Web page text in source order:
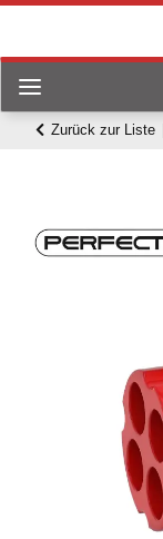
Zurück zur Liste